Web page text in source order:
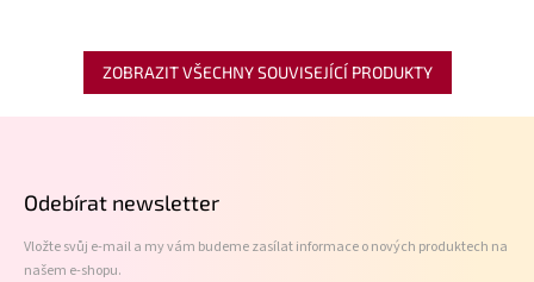
ZOBRAZIT VŠECHNY SOUVISEJÍCÍ PRODUKTY
Odebírat newsletter
Vložte svůj e-mail a my vám budeme zasílat informace o nových produktech na
našem e-shopu.